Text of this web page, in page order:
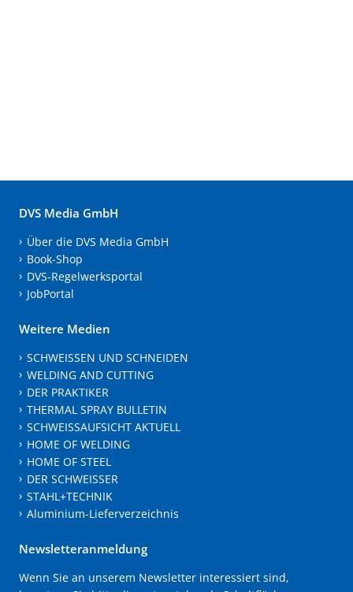
DVS Media GmbH
Über die DVS Media GmbH
Book-Shop
DVS-Regelwerksportal
JobPortal
Weitere Medien
SCHWEISSEN UND SCHNEIDEN
WELDING AND CUTTING
DER PRAKTIKER
THERMAL SPRAY BULLETIN
SCHWEISSAUFSICHT AKTUELL
HOME OF WELDING
HOME OF STEEL
DER SCHWEISSER
STAHL+TECHNIK
Aluminium-Lieferverzeichnis
Newsletteranmeldung
Wenn Sie an unserem Newsletter interessiert sind,